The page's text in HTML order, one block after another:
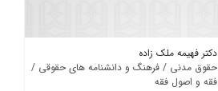
دکتر فهیمه ملک زاده
حقوق مدنی / فرهنگ و دانشنامه های حقوقی /
فقه و اصول فقه